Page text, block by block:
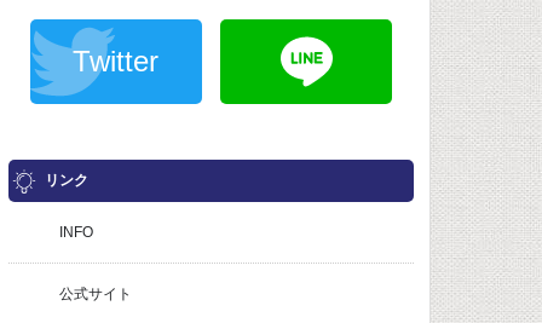
Twitter
リンク
INFO
公式サイト